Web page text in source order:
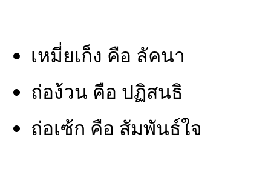
เหมี่ยเก็ง คือ ลัคนา
ถ่อง้วน คือ ปฏิสนธิ
ถ่อเซ้ก คือ สัมพันธ์ใจ